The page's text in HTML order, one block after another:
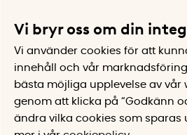
Vi bryr oss om din
Vi använder cookies för att
innehåll och vår
bästa möjliga upplevelse av vår
genom att klicka på “Godkänn
ändra vilka cookies som sparas